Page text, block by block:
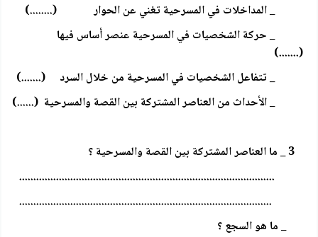
_ المداخلات في المسرحية تغني عن الحوار (........)
_ حركة الشخصيات في المسرحية عنصر أساس فيها
(.......)
_ تتفاعل الشخصيات في المسرحية من خلال السرد (.......)
_ الأحداث من العناصر المشتركة بين القصة والمسرحية (......)
..........................................................................................
.........................................................................................
_ ما هو السجع ؟